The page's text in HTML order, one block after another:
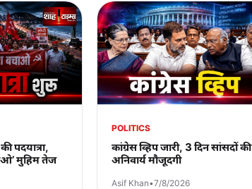
पदयात्रा,
मुहिम तेज
POLITICS
कांग्रेस व्हिप जारी, 3 दिन सांसदों की
अनिवार्य मौजूदगी
Asif Khan•7/8/2026